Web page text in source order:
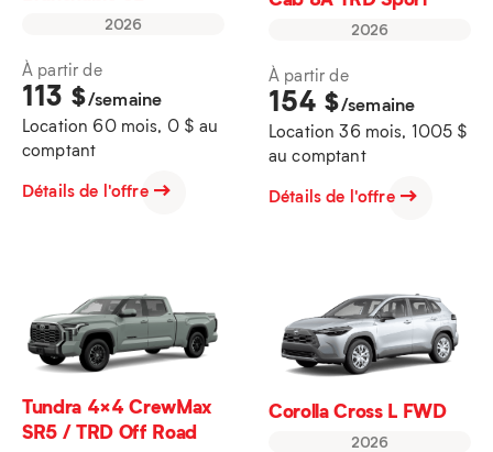
2026
À partir de
113 $/semaine
Location 60 mois, 0 $ au
comptant
Détails de l'offre
2026
À partir de
154 $/semaine
Location 36 mois, 1005 $
au comptant
Détails de l'offre
Tundra 4×4 CrewMax
SR5 / TRD Off Road
Corolla Cross L FWD
2026